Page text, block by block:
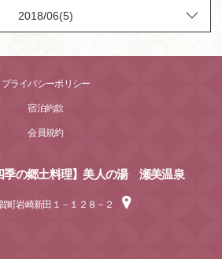
プライバシーポリシー
宿泊約款
会員規約
季の郷土料理】美人の湯 瀬美温泉
町岩崎新田１－１２８－２